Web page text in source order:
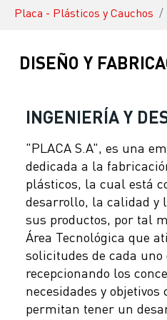
Placa - Plásticos y Cauchos
DISEÑO Y
INGENIERÍA Y
"PLACA S.A", es una
dedicada a la
plásticos, la cual está
desarrollo, la calidad y
sus productos, por tal
Área Tecnológica que
solicitudes de cada
recepcionando los
necesidades y objetivos
permitan tener un